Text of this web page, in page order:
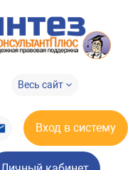
Весь сайт
Вход в систему